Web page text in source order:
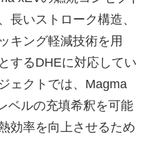
長いストローク構造、
キング軽減技術を用
するDHEに対応してい
ェクトでは、Magma
ベルの充填希釈を可能
効率を向上させるため